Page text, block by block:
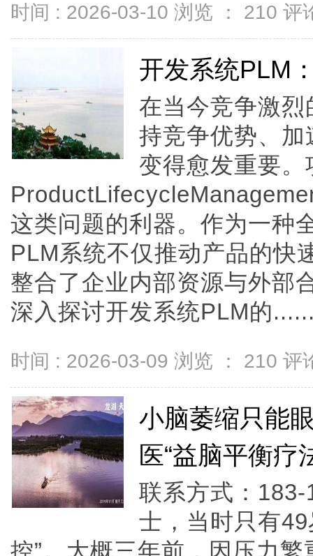
时间 : 2026-03-10 浏览 ： 210 评
开发系统PLM
在当今竞争激
持竞争优势、
变得愈发重要
这类问题的利器。作为一种
PLM系统不仅推动产品的快
整合了企业内部资源与外部
深入探讨开发系统PLM的
时间 : 2026-03-09 浏览 ： 210 评
小脑萎缩只能
医“益脑平衡疗
联系方式：
士，当时只有